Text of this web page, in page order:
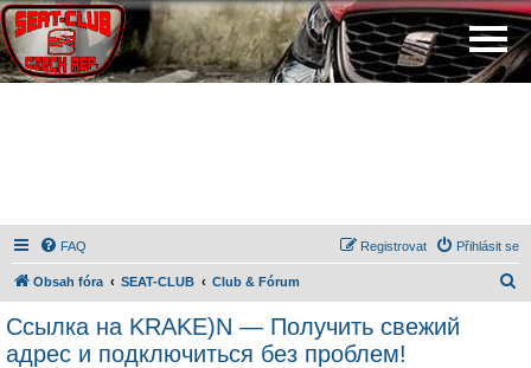
FAQ Přihlásit se
Registrovat
Obsah fóra SEAT-CLUB Club & Fórum
Ссылка на KRAKE)N — Получить свежий
адрес и подключиться без проблем!